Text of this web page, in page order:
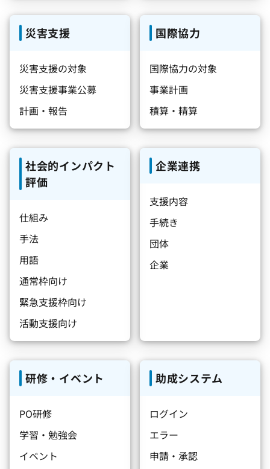
災害支援
災害支援の対象
災害支援事業公募
計画・報告
国際協力
国際協力の対象
事業計画
積算・精算
社会的インパクト
評価
仕組み
手法
用語
通常枠向け
緊急支援枠向け
活動支援向け
企業連携
支援内容
手続き
団体
企業
研修・イベント
PO研修
学習・勉強会
イベント
助成システム
ログイン
エラー
申請・承認